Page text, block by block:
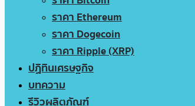
ราคา Ethereum
ราคา Dogecoin
ราคา Ripple (XRP)
ปฏิทินเศรษฐกิจ
บทความ
รีวิวผลิตภัณฑ์